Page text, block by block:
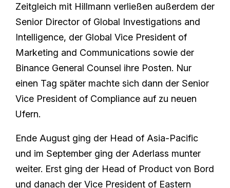
Zeitgleich mit Hillmann verließen außerdem der
Senior Director of Global Investigations and
Intelligence, der Global Vice President of
Marketing and Communications sowie der
Binance General Counsel ihre Posten. Nur
einen Tag später machte sich dann der Senior
Vice President of Compliance auf zu neuen
Ufern.
Ende August ging der Head of Asia-Pacific
und im September ging der Aderlass munter
weiter. Erst ging der Head of Product von Bord
und danach der Vice President of Eastern